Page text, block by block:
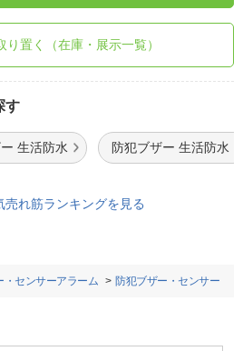
り置く（在庫・展示一覧）
す
生活防水 防犯ブザー 生活防水
れ筋ランキングを見る
・センサーアラーム 防犯ブザー・センサー